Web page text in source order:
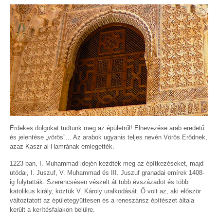
Érdekes dolgokat tudtunk meg az épületről! Elnevezése arab eredetű
és jelentése „vörös”… Az arabok ugyanis teljes nevén Vörös Erődnek,
azaz Kaszr al-Hamrának emlegették.
1223-ban, I. Muhammad idején kezdték meg az építkezéseket, majd
utódai, I. Juszuf, V. Muhammad és III. Juszuf granadai emírek 1408-
ig folytatták. Szerencsésen vészelt át több évszázadot és több
katolikus király, köztük V. Károly uralkodását. Ő volt az, aki először
változtatott az épületegyüttesen és a reneszánsz építészet általa
került a kerítésfalakon belülre.